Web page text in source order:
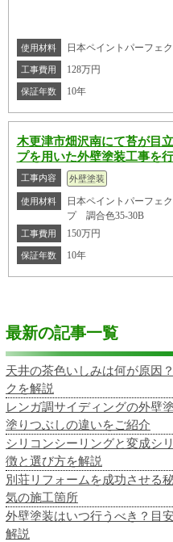
使用材料 日本ペイントパーフェ
工事費用 128万円
保証年数 10年
木更津市畑沢南にて苔が目
プを用いた外壁塗装工事を
工事内容 外壁塗装
使用材料
日本ペイントパーフェ
プ 調合色35-30B
工事費用 150万円
保証年数 10年
最新の記事一覧
天井の茶色いしみは何が原因
クを解説
レンガ調サイディングの外壁
塗りつぶしの違いをご紹介
シリコンシーリングと変成シ
徴と選び方を解説
別荘リフォームを成功させる
気の施工箇所
外壁塗装はいつ行うべき？目
解説